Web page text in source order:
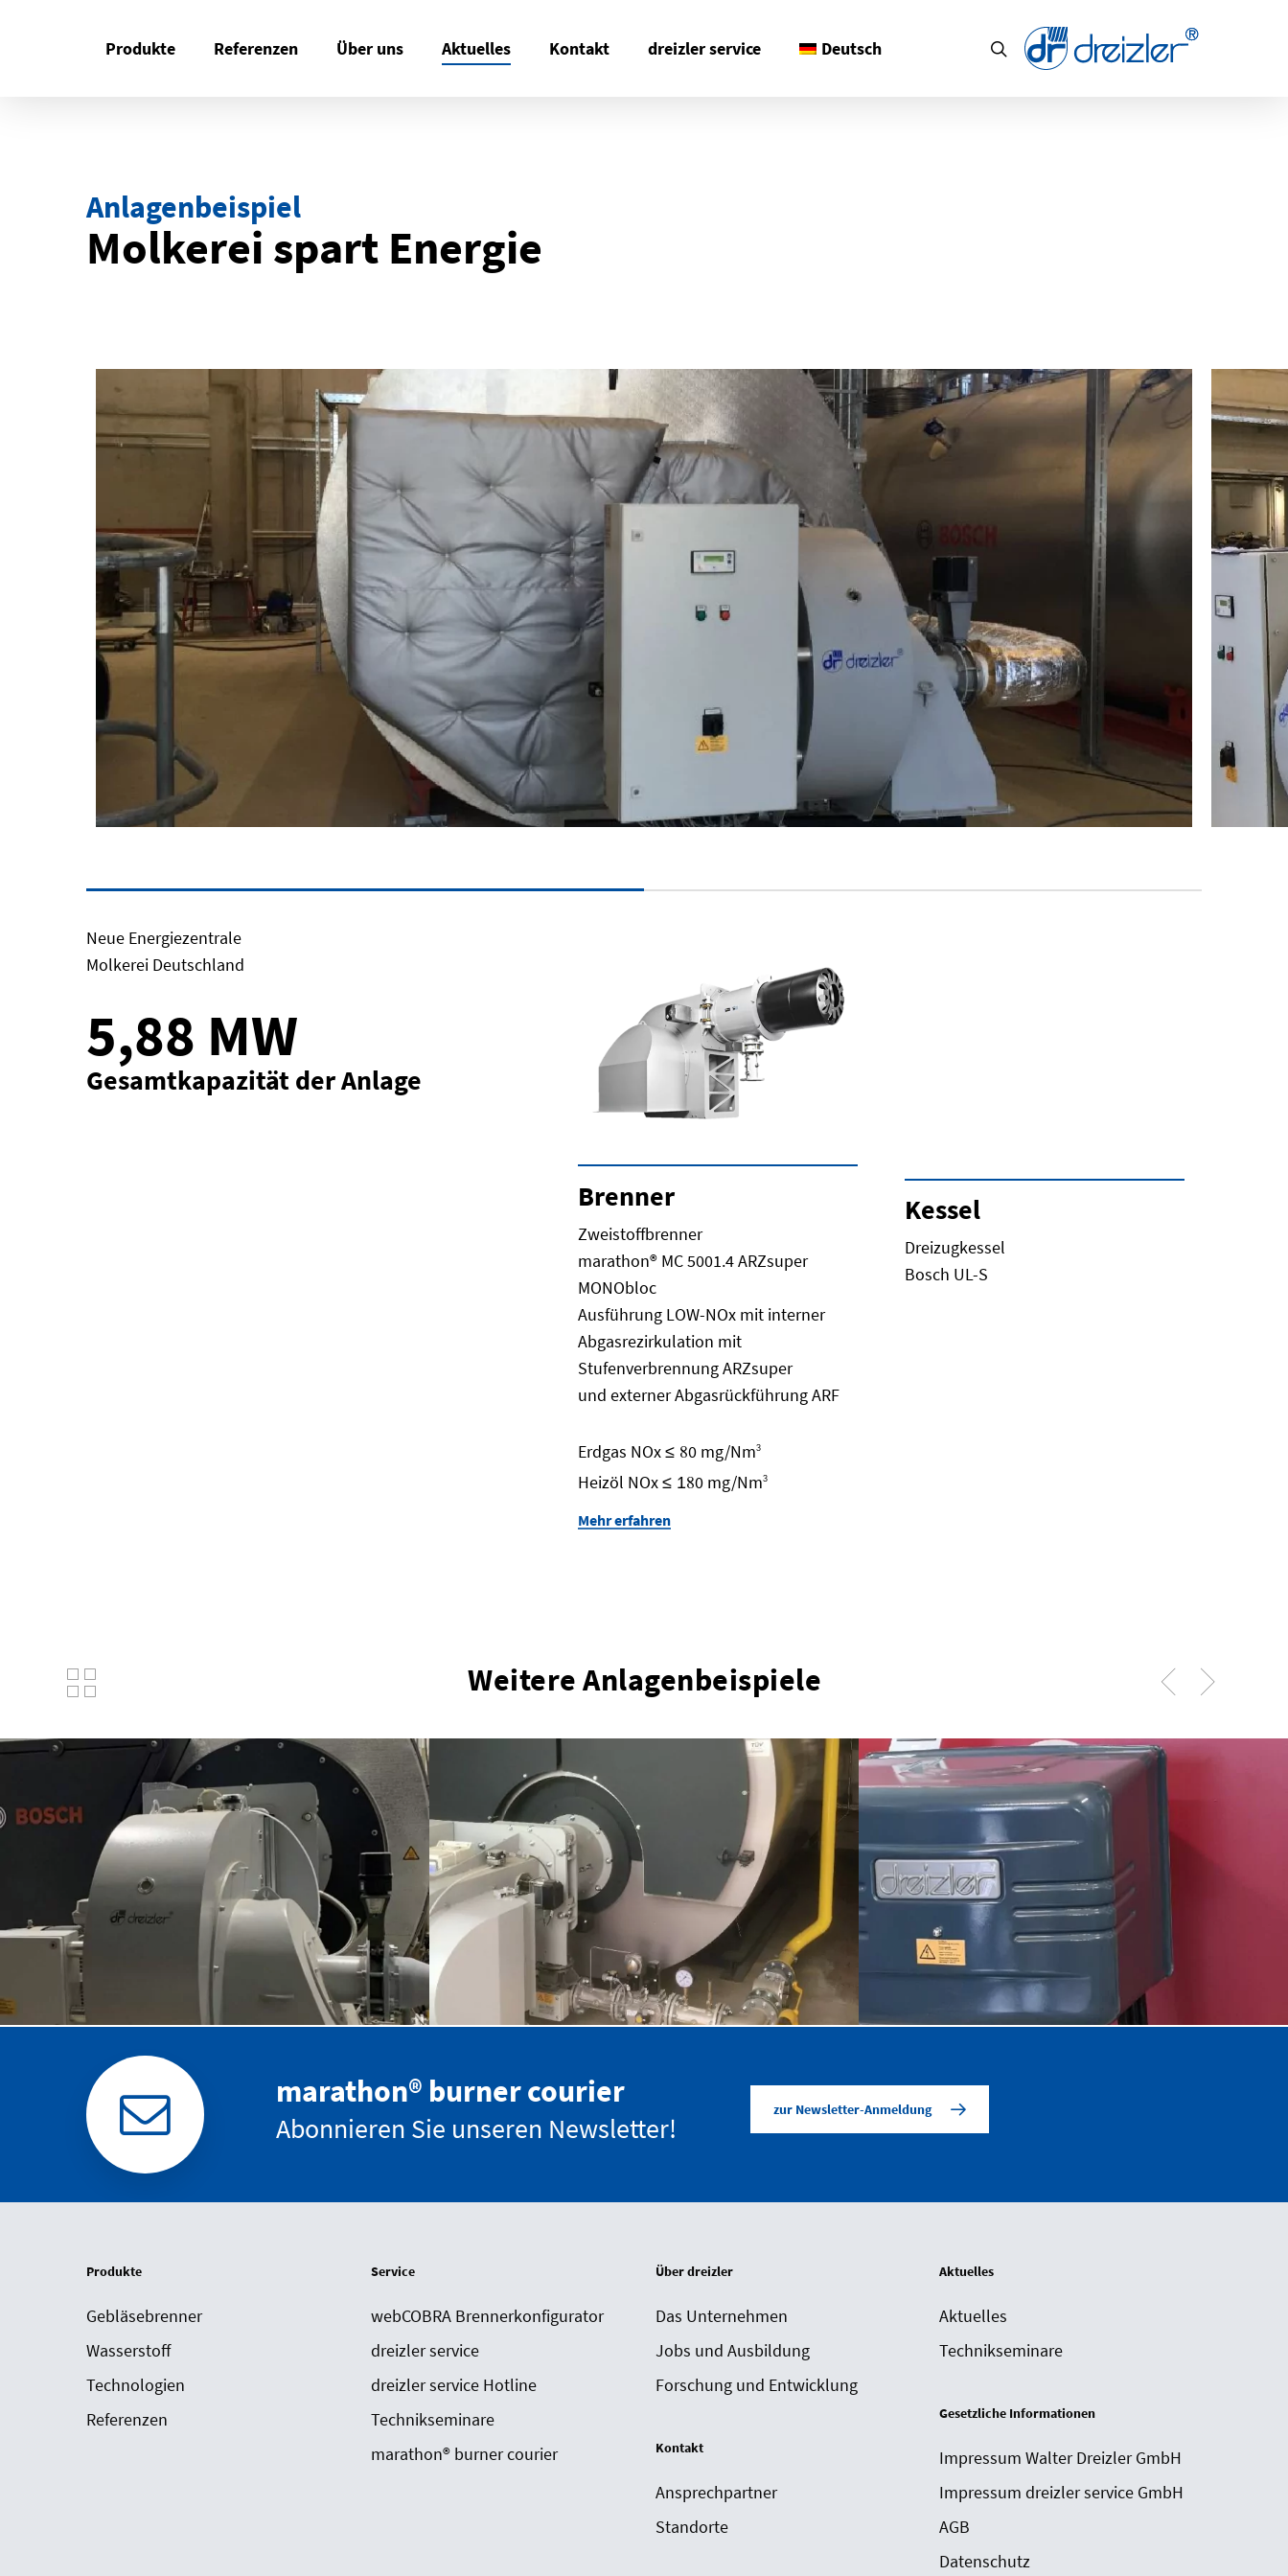
Produkte Referenzen Über uns Aktuelles Kontakt dreizler service Deutsch search
Anlagenbeispiel
Molkerei spart Energie
Neue Energiezentrale
Molkerei Deutschland
5,88 MW
Gesamtkapazität der Anlage
Brenner
Zweistoffbrenner
marathon® MC 5001.4 ARZsuper
MONObloc
Ausführung LOW-NOx mit interner
Abgasrezirkulation mit
Stufenverbrennung ARZsuper
und externer Abgasrückführung ARF
Erdgas NOx ≤ 80 mg/Nm3
Heizöl NOx ≤ 180 mg/Nm3
Mehr erfahren
Kessel
Dreizugkessel
Bosch UL-S
Weitere Anlagenbeispiele
Die Mischung macht’s
Produktion
marathon® burner courier
Abonnieren Sie unseren Newsletter!
zur Newsletter-Anmeldung
Produkte
Gebläsebrenner
Wasserstoff
Technologien
Referenzen
Service
webCOBRA Brennerkonfigurator
dreizler service
dreizler service Hotline
Technikseminare
marathon® burner courier
Über dreizler
Das Unternehmen
Jobs und Ausbildung
Forschung und Entwicklung
Kontakt
Ansprechpartner
Standorte
Aktuelles
Aktuelles
Technikseminare
Gesetzliche Informationen
Impressum Walter Dreizler GmbH
Impressum dreizler service GmbH
AGB
Datenschutz